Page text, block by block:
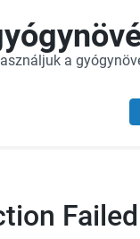
a
Failed